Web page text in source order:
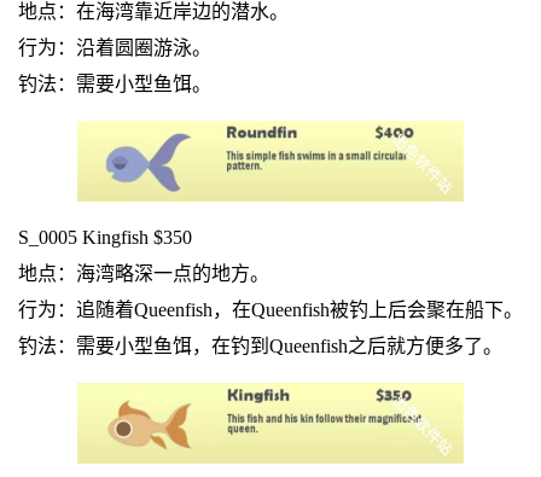
地点：在海湾靠近岸边的潜水。
行为：沿着圆圈游泳。
钓法：需要小型鱼饵。
S_0005 Kingfish $350
地点：海湾略深一点的地方。
行为：追随着Queenfish，在Queenfish被钓上后会聚在船下。
钓法：需要小型鱼饵，在钓到Queenfish之后就方便多了。